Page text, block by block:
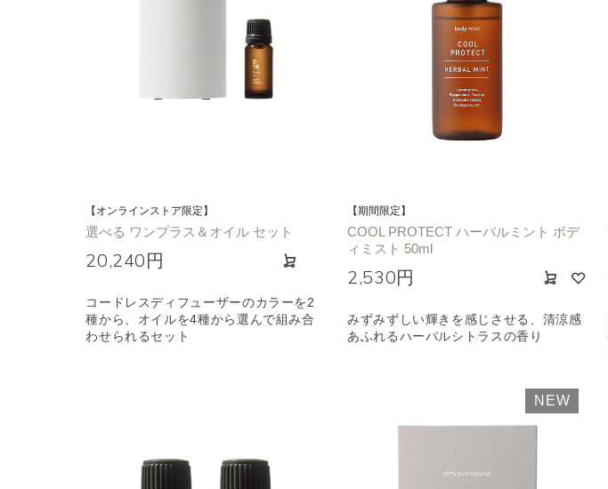
【オンラインストア限定】
選べる ワンプラス＆オイル セット
20,240円
コードレスディフューザーのカラーを2
種から、オイルを4種から選んで組み合
わせられるセット
【期間限定】
COOL PROTECT ハーバルミント ボデ
ィミスト 50ml
2,530円
みずみずしい輝きを感じさせる、清涼感
あふれるハーバルシトラスの香り
NEW